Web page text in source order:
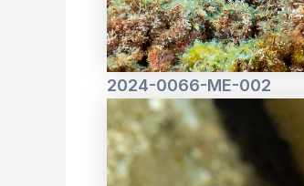
2024-0066-ME-002